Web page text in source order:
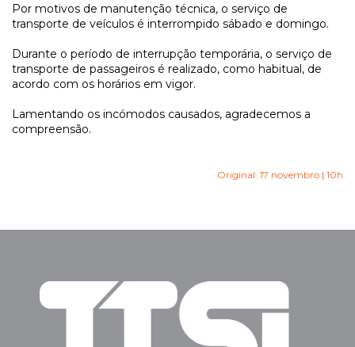
Por motivos de manutenção técnica, o serviço de
transporte de veículos é interrompido sábado e domingo.
Durante o período de interrupção temporária, o serviço de
transporte de passageiros é realizado, como habitual, de
acordo com os horários em vigor.
Lamentando os incómodos causados, agradecemos a
compreensão.
Original: 17 novembro | 10h